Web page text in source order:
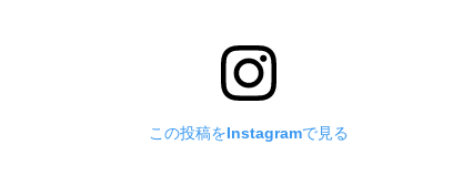
この投稿をInstagramで見る